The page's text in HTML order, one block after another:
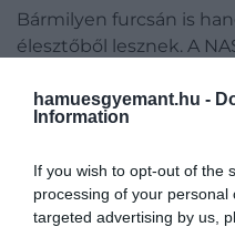
hamuesgyemant.hu -
Information
If you wish to opt-out of the
processing of your
targeted advertising by us,
Bármilyen furcsán is
élesztőből lesznek. A
terráni életformákra
élesztőtörzset
műhold fedélzetén.